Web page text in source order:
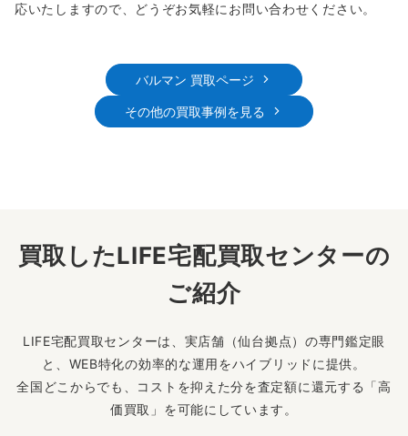
応いたしますので、どうぞお気軽にお問い合わせください。
バルマン 買取ページ
その他の買取事例を見る
買取したLIFE宅配買取センターの
ご紹介
LIFE宅配買取センターは、実店舗（仙台拠点）の専門鑑定眼
と、WEB特化の効率的な運用をハイブリッドに提供。
全国どこからでも、コストを抑えた分を査定額に還元する「高
価買取」を可能にしています。